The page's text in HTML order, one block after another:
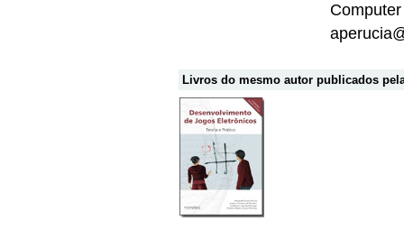
Livros do mesmo autor publicados